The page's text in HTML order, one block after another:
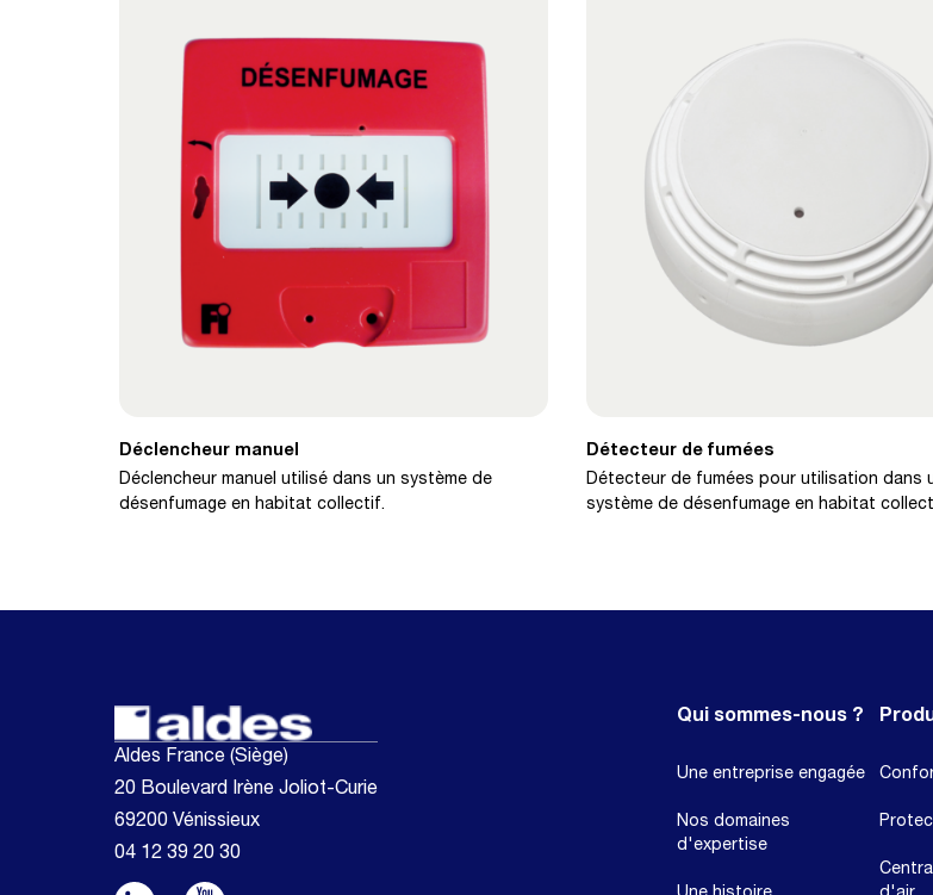
Déclencheur manuel
Déclencheur manuel utilisé dans un système de
désenfumage en habitat collectif.
Détecteur de fumées
Détecteur de fumées pour utilisation dans
système de désenfumage en habitat
Aldes France (Siège)
20 Boulevard Irène Joliot-Curie
69200 Vénissieux
04 12 39 20 30
Qui sommes-nous ?
Une entreprise engagée
Nos domaines
d'expertise